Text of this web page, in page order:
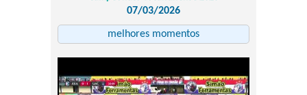
07/03/2026
melhores momentos